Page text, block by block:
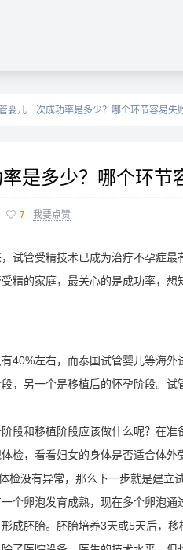
婴儿一次成功率是多少？哪个环节容易失
是多少？哪个环节
 7 我要点赞
试管受精技术已成为治疗不孕症
精的家庭，最关心的是成功率，
40%左右，而泰国试管婴儿等海
，另一个是移植后的怀孕阶段。
段和移植阶段应该做什么呢？在
检，看看妇女的身体是否适合体
检没有异常，那么下一步就是建立
个卵泡发育成熟，现在多个卵泡通
成胚胎。胚胎培养3天或5天后，